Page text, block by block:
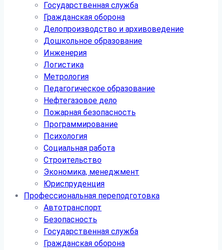
Государственная служба
Гражданская оборона
Делопроизводство и архивоведение
Дошкольное образование
Инженерия
Логистика
Метрология
Педагогическое образование
Нефтегазовое дело
Пожарная безопасность
Программирование
Психология
Социальная работа
Строительство
Экономика, менеджмент
Юриспруденция
Профессиональная переподготовка
Автотранспорт
Безопасность
Государственная служба
Гражданская оборона